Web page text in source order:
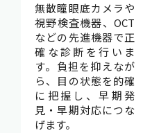
無散瞳眼底カメラや
視野検査機器、OCT
などの先進機器で正
確な診断を行いま
す。負担を抑えなが
ら、目の状態を的確
に把握し、早期発
見・早期対応につな
げます。